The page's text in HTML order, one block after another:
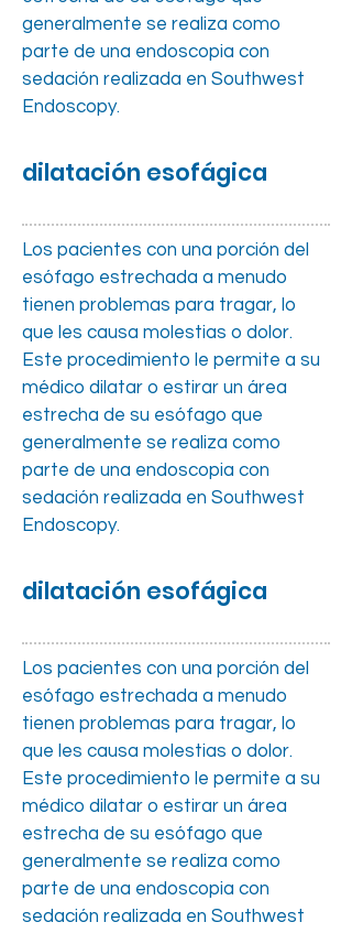
generalmente se realiza como
parte de una endoscopia con
sedación realizada en Southwest
Endoscopy.
dilatación esofágica
Los pacientes con una porción del
esófago estrechada a menudo
tienen problemas para tragar, lo
que les causa molestias o dolor.
Este procedimiento le permite a su
médico dilatar o estirar un área
estrecha de su esófago que
generalmente se realiza como
parte de una endoscopia con
sedación realizada en Southwest
Endoscopy.
dilatación esofágica
Los pacientes con una porción del
esófago estrechada a menudo
tienen problemas para tragar, lo
que les causa molestias o dolor.
Este procedimiento le permite a su
médico dilatar o estirar un área
estrecha de su esófago que
generalmente se realiza como
parte de una endoscopia con
sedación realizada en Southwest